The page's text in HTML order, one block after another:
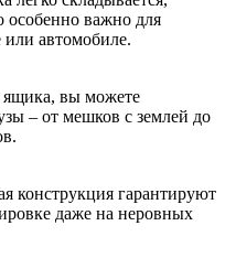
особенно важно для
или автомобиле.
ящика, вы можете
– от мешков с землей до
конструкция гарантируют
даже на неровных